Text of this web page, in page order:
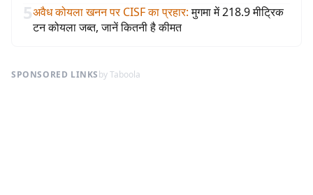
5अवैध कोयला खनन पर CISF का प्रहार: मुगमा में 218.9 मीट्रिक
टन कोयला जब्त, जानें कितनी है कीमत
SPONSORED LINKSby Taboola